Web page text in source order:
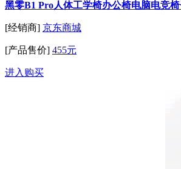
黑零B1 Pro人体工学椅办公椅电脑电竞
[经销商] 京东商城
[产品售价] 455元
进入购买